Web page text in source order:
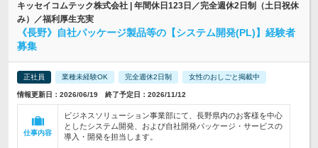
キッセイコムテック株式会社 | 年間休日123日／完全週休2日制（土日祝休
み）／福利厚生充実
《長野》自社パッケージ製品等の【システム開発(PL)】経験者
募集
正社員 業種未経験OK 完全週休2日制 女性のおしごと掲載中
情報更新日：2026/06/19 終了予定日：2026/11/12
仕事内容
ビジネスソリューション事業部にて、長野県内のお客様を中心
としたシステム開発、および自社開発パッケージ・サービスの
導入・開発を担当します。